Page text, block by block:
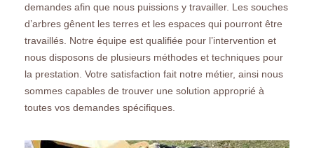
demandes afin que nous puissions y travailler. Les souches
d’arbres gênent les terres et les espaces qui pourront être
travaillés. Notre équipe est qualifiée pour l’intervention et
nous disposons de plusieurs méthodes et techniques pour
la prestation. Votre satisfaction fait notre métier, ainsi nous
sommes capables de trouver une solution approprié à
toutes vos demandes spécifiques.